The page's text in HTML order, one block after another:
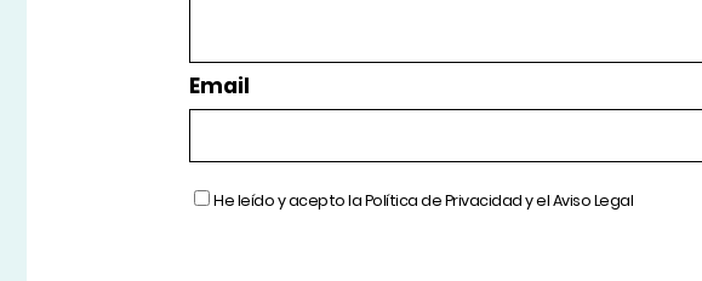
Email
He leído y acepto laPolítica de Privacidady elAviso Legal